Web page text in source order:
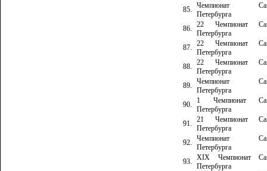
85.
Чемпионат
Петербурга
86.
22 Чемпионат
Петербурга
87.
22 Чемпионат
Петербурга
88.
22 Чемпионат
Петербурга
89.
Чемпионат
Петербурга
90.
1 Чемпионат
Петербурга
91.
21 Чемпионат
Петербурга
92.
Чемпионат
Петербурга
93.
XIX Чемпионат
Петербурга